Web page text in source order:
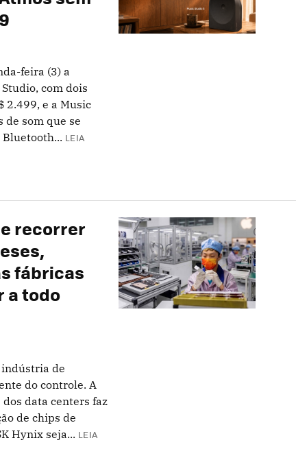
feira (3) a
com dois
2.499, e a Music
de som que se
LEIA
recorrer
fábricas
a todo
indústria de
do controle. A
data centers faz
de chips de
Hynix seja... LEIA